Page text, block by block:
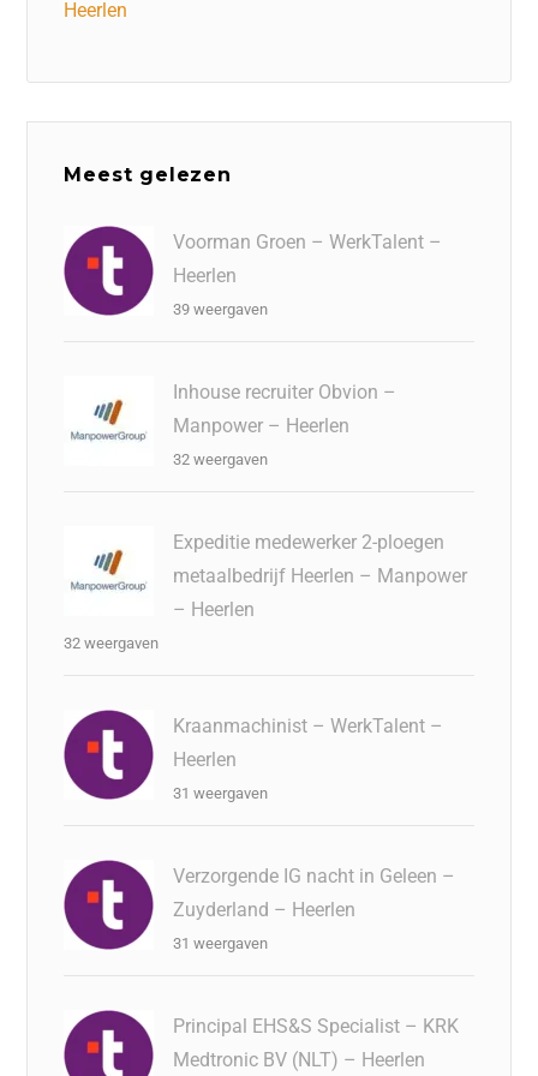
Heerlen
Meest gelezen
Voorman Groen – WerkTalent –
Heerlen
39 weergaven
Inhouse recruiter Obvion –
Manpower – Heerlen
32 weergaven
Expeditie medewerker 2-ploegen
metaalbedrijf Heerlen – Manpower
– Heerlen
32 weergaven
Kraanmachinist – WerkTalent –
Heerlen
31 weergaven
Verzorgende IG nacht in Geleen –
Zuyderland – Heerlen
31 weergaven
Principal EHS&S Specialist – KRK
Medtronic BV (NLT) – Heerlen